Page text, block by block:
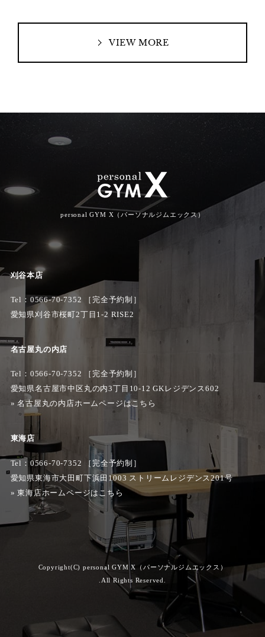
VIEW MORE
personal GYM X（パーソナルジムエックス）
刈谷本店
Tel： 0566-70-7352
［完全予約制］
愛知県刈谷市桜町2丁目1-2 RISE2
名古屋丸の内店
Tel：0566-70-7352 ［完全予約制］
愛知県名古屋市中区丸の内3丁目10-12 GKレジデンス602
»名古屋丸の内店ホームページはこちら
東海店
Tel：0566-70-7352 ［完全予約制］
愛知県東海市大田町下浜田1003 ストリームレジデンス201号
»東海店ホームページはこちら
Copyright(C) personal GYM X（パーソナルジムエックス）
.All Rights Reserved.